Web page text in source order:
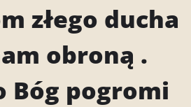
złego ducha
obroną .
Bóg pogromi